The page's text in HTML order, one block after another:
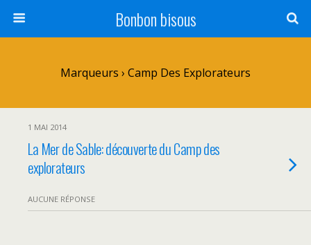
Bonbon bisous
Marqueurs › Camp Des Explorateurs
1 MAI 2014
La Mer de Sable: découverte du Camp des
explorateurs
AUCUNE RÉPONSE